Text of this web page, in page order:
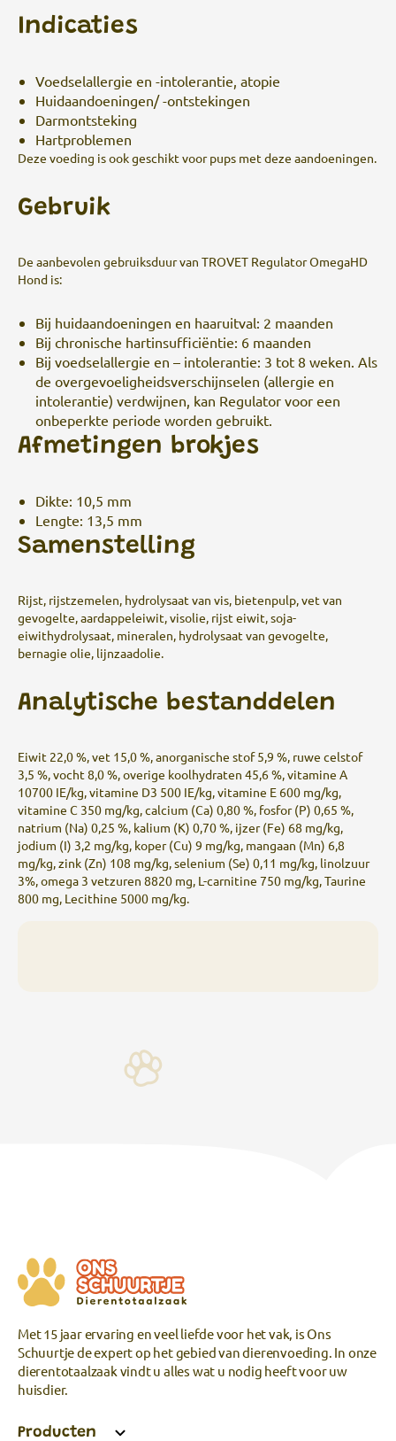
Indicaties
Voedselallergie en -intolerantie, atopie
Huidaandoeningen/ -ontstekingen
Darmontsteking
Hartproblemen
Deze voeding is ook geschikt voor pups met deze aandoeningen.
Gebruik
De aanbevolen gebruiksduur van TROVET Regulator OmegaHD
Hond is:
Bij huidaandoeningen en haaruitval: 2 maanden
Bij chronische hartinsufficiëntie: 6 maanden
Bij voedselallergie en – intolerantie: 3 tot 8 weken. Als
de overgevoeligheidsverschijnselen (allergie en
intolerantie) verdwijnen, kan Regulator voor een
onbeperkte periode worden gebruikt.
Afmetingen brokjes
Dikte: 10,5 mm
Lengte: 13,5 mm
Samenstelling
Rijst, rijstzemelen, hydrolysaat van vis, bietenpulp, vet van
gevogelte, aardappeleiwit, visolie, rijst eiwit, soja-
eiwithydrolysaat, mineralen, hydrolysaat van gevogelte,
bernagie olie, lijnzaadolie.
Analytische bestanddelen
Eiwit 22,0 %, vet 15,0 %, anorganische stof 5,9 %, ruwe celstof
3,5 %, vocht 8,0 %, overige koolhydraten 45,6 %, vitamine A
10700 IE/kg, vitamine D3 500 IE/kg, vitamine E 600 mg/kg,
vitamine C 350 mg/kg, calcium (Ca) 0,80 %, fosfor (P) 0,65 %,
natrium (Na) 0,25 %, kalium (K) 0,70 %, ijzer (Fe) 68 mg/kg,
jodium (I) 3,2 mg/kg, koper (Cu) 9 mg/kg, mangaan (Mn) 6,8
mg/kg, zink (Zn) 108 mg/kg, selenium (Se) 0,11 mg/kg, linolzuur
3%, omega 3 vetzuren 8820 mg, L-carnitine 750 mg/kg, Taurine
800 mg, Lecithine 5000 mg/kg.
Met 15 jaar ervaring en veel liefde voor het vak, is Ons
Schuurtje de expert op het gebied van dierenvoeding. In onze
dierentotaalzaak vindt u alles wat u nodig heeft voor uw
huisdier.
Producten